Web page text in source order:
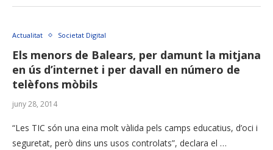
Actualitat Societat Digital
Els menors de Balears, per damunt la mitjana
en ús d’internet i per davall en número de
telèfons mòbils
juny 28, 2014
“Les TIC són una eina molt vàlida pels camps educatius, d’oci i
seguretat, però dins uns usos controlats”, declara el …